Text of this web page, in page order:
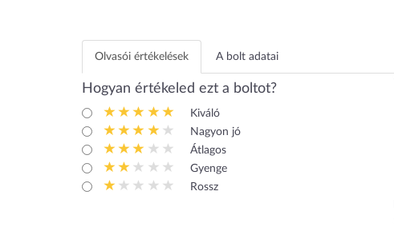
Olvasói értékelések A bolt adatai
Hogyan értékeled ezt a boltot?
Kiváló
Nagyon jó
Átlagos
Gyenge
Rossz